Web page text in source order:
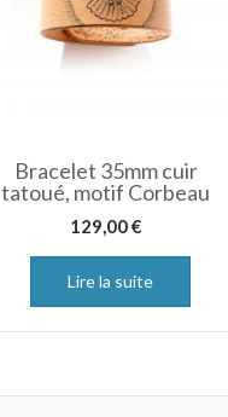
Bracelet 35mm cuir
tatoué, motif Corbeau
129,00€
Lire la suite